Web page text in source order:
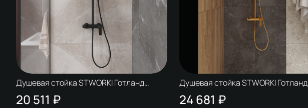
Душевая стойка STWORKI Готланд
W1H303-MB черная матовая
20 511 ₽
Душевая стойка STWORKI Готланд
W1H303-BG матовое золото
24 681 ₽